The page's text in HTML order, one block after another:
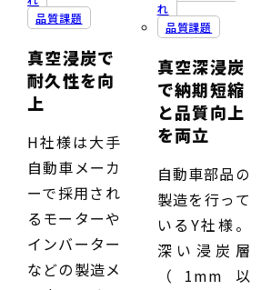
真空浸炭で
耐久性を向
上
品質課題
H社様は大手
自動車メーカ
ーで採用され
るモーターや
インバーター
などの製造メ
真空深浸炭
で納期短縮
と品質向上
を両立
れ
品質課題
自動車部品の
製造を行って
いるY社様。
深い浸炭層
（1mm以